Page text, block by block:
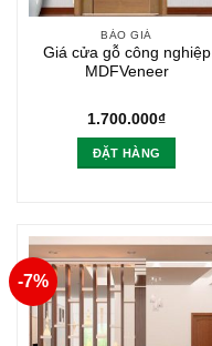
BÁO GIÁ
Giá cửa gỗ công nghiệp
MDFVeneer
1.700.000₫
ĐẶT HÀNG
-7%